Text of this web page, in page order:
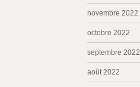
novembre 2022
octobre 2022
septembre 2022
août 2022